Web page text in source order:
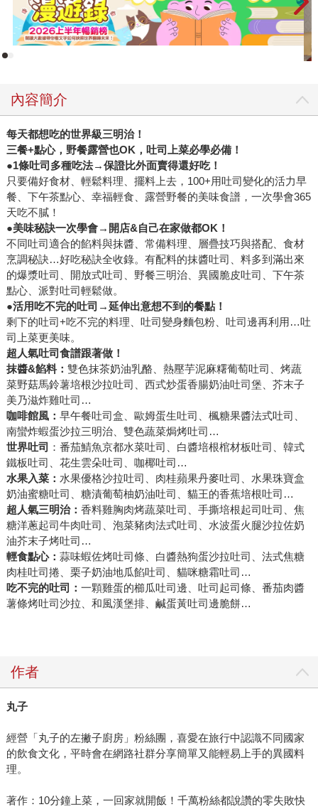
內容簡介
每天都想吃的世界級三明治！
三餐+點心，野餐露營也OK ，吐司上菜必學必備！
●1條吐司多種吃法→保證比外面賣得還好吃！
只要備好食材、輕鬆料理、擺料上去，100+用吐司變化的活力早
餐、下午茶點心、幸福輕食、露營野餐的美味食譜，一次學會365
天吃不膩！
●美味秘訣一次學會→開店&自己在家做都OK ！
不同吐司適合的餡料與抹醬、常備料理、層疊技巧與搭配、食材
烹調秘訣…好吃秘訣全收錄。有配料的抹醬吐司、料多到滿出來
的爆漿吐司、開放式吐司、野餐三明治、異國脆皮吐司、下午茶
點心、派對吐司輕鬆做。
●活用吃不完的吐司→延伸出意想不到的餐點！
剩下的吐司+吃不完的料理、吐司變身麵包粉、吐司邊再利用…吐
司上菜更美味。
超人氣吐司食譜跟著做！
抹醬&餡料： 雙色抹茶奶油乳酪、熱壓芋泥麻糬葡萄吐司、烤蔬
菜野菇馬鈴薯培根沙拉吐司、西式炒蛋香腸奶油吐司堡、芥末子
美乃滋炸雞吐司…
咖啡館風： 早午餐吐司盒、歐姆蛋生吐司、楓糖果醬法式吐司、
南蠻炸蝦蛋沙拉三明治、雙色蔬菜焗烤吐司…
世界吐司 ：番茄鯖魚京都水菜吐司、白醬培根棺材板吐司、韓式
鐵板吐司、花生雲朵吐司、咖椰吐司…
水果入菜： 水果優格沙拉吐司、肉桂蘋果丹麥吐司、水果珠寶盒
奶油蜜糖吐司、糖漬葡萄柚奶油吐司、貓王的香蕉培根吐司…
超人氣三明治： 香料雞胸肉烤蔬菜吐司、手撕培根起司吐司、焦
糖洋蔥起司牛肉吐司、泡菜豬肉法式吐司、水波蛋火腿沙拉佐奶
油芥末子烤吐司…
輕食點心： 蒜味蝦佐烤吐司條、白醬熱狗蛋沙拉吐司、法式焦糖
肉桂吐司捲、栗子奶油地瓜餡吐司、貓咪糖霜吐司…
吃不完的吐司： 一顆雞蛋的櫛瓜吐司邊、吐司起司條、番茄肉醬
薯條烤吐司沙拉、和風漢堡排、鹹蛋黃吐司邊脆餅…
作者
丸子
經營「丸子的左撇子廚房」粉絲團，喜愛在旅行中認識不同國家
的飲食文化，平時會在網路社群分享簡單又能輕易上手的異國料
理。
著作：10分鐘上菜，一回家就開飯！千萬粉絲都說讚的零失敗快